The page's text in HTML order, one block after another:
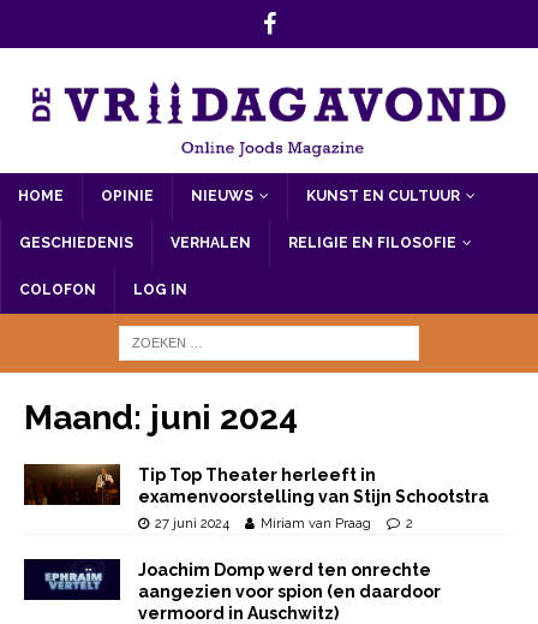
HOME OPINIE NIEUWS KUNST EN CULTUUR
GESCHIEDENIS VERHALEN RELIGIE EN FILOSOFIE
COLOFON LOG IN
Maand: juni 2024
Tip Top Theater herleeft in
examenvoorstelling van Stijn Schootstra
27 juni 2024 Miriam van Praag 2
Joachim Domp werd ten onrechte
aangezien voor spion (en daardoor
vermoord in Auschwitz)